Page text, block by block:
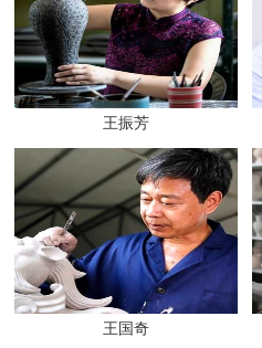
王振芳
王国奇